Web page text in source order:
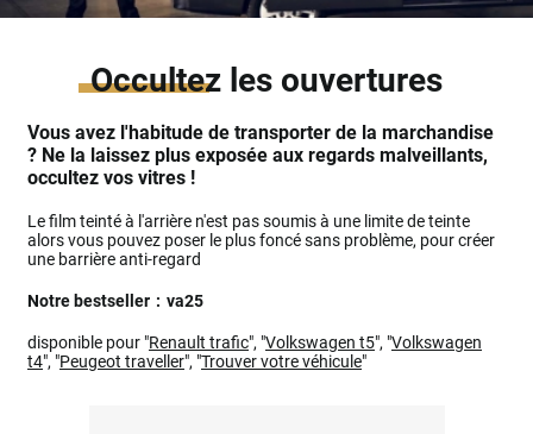
Occultez les ouvertures
Vous avez l'habitude de transporter de la marchandise
? Ne la laissez plus exposée aux regards malveillants,
occultez vos vitres !
Le film teinté à l'arrière n'est pas soumis à une limite de teinte
alors vous pouvez poser le plus foncé sans problème, pour créer
une barrière anti-regard
Notre bestseller : va25
disponible pour "Renault trafic", "Volkswagen t5", "Volkswagen
t4", "Peugeot traveller", "Trouver votre véhicule"